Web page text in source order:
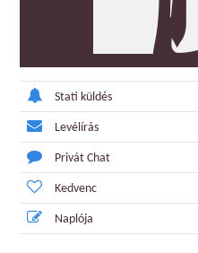
Stati küldés
Levélírás
Privát Chat
Kedvenc
Naplója